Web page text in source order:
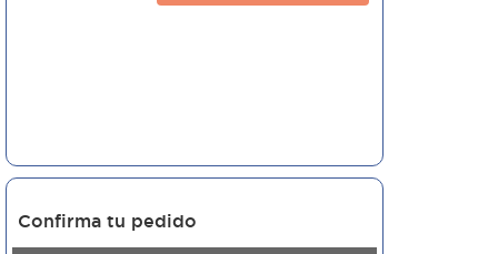
Confirma tu pedido